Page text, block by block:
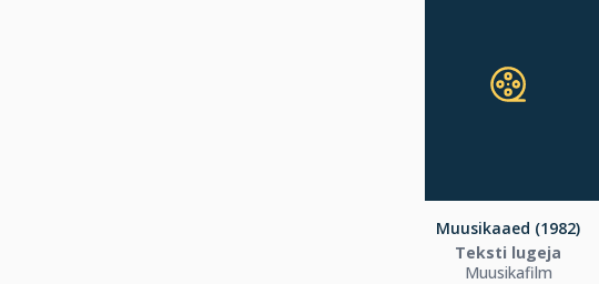
Muusikaaed (1982)
Teksti lugeja
Muusikafilm